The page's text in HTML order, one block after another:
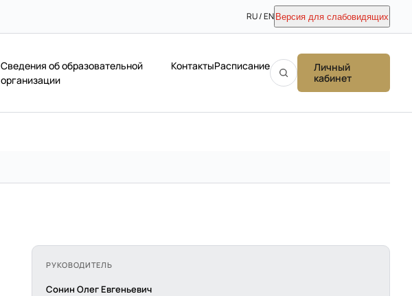
RU / EN Версия для слабовидящих
Сведения об образовательной
организации
КонтактыРасписание
Личный
кабинет
РУКОВОДИТЕЛЬ
Сонин Олег Евгеньевич